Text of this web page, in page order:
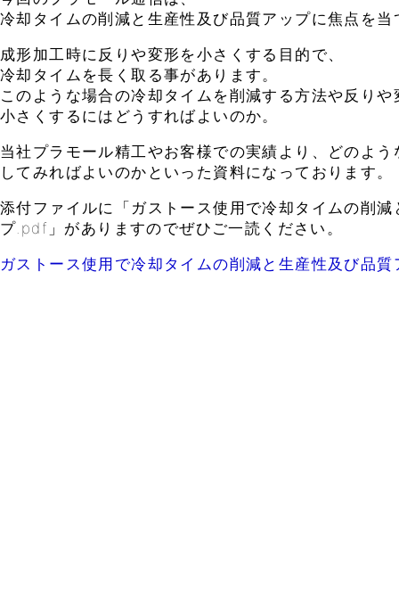
冷却タイムの削減と生産性及び品質アップに焦点を当
成形加工時に反りや変形を小さくする目的で、
冷却タイムを長く取る事があります。
このような場合の冷却タイムを削減する方法や反りや
小さくするにはどうすればよいのか。
当社プラモール精工やお客様での実績より、どのよう
してみればよいのかといった資料になっております。
添付ファイルに「ガストース使用で冷却タイムの削
プ.pdf」がありますのでぜひご一読ください。
ガストース使用で冷却タイムの削減と生産性及び品質